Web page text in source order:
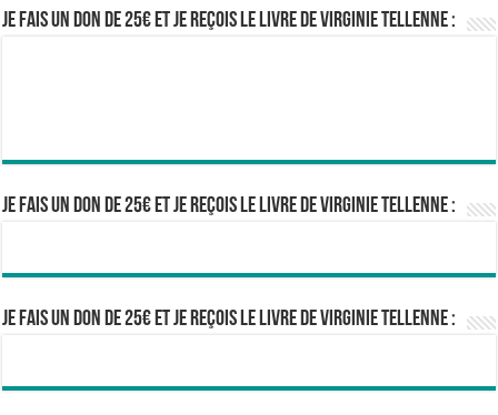
Je fais un don de 25€ et je reçois le livre de Virginie Tellenne :
Je fais un don de 25€ et je reçois le livre de Virginie Tellenne :
Je fais un don de 25€ et je reçois le livre de Virginie Tellenne :